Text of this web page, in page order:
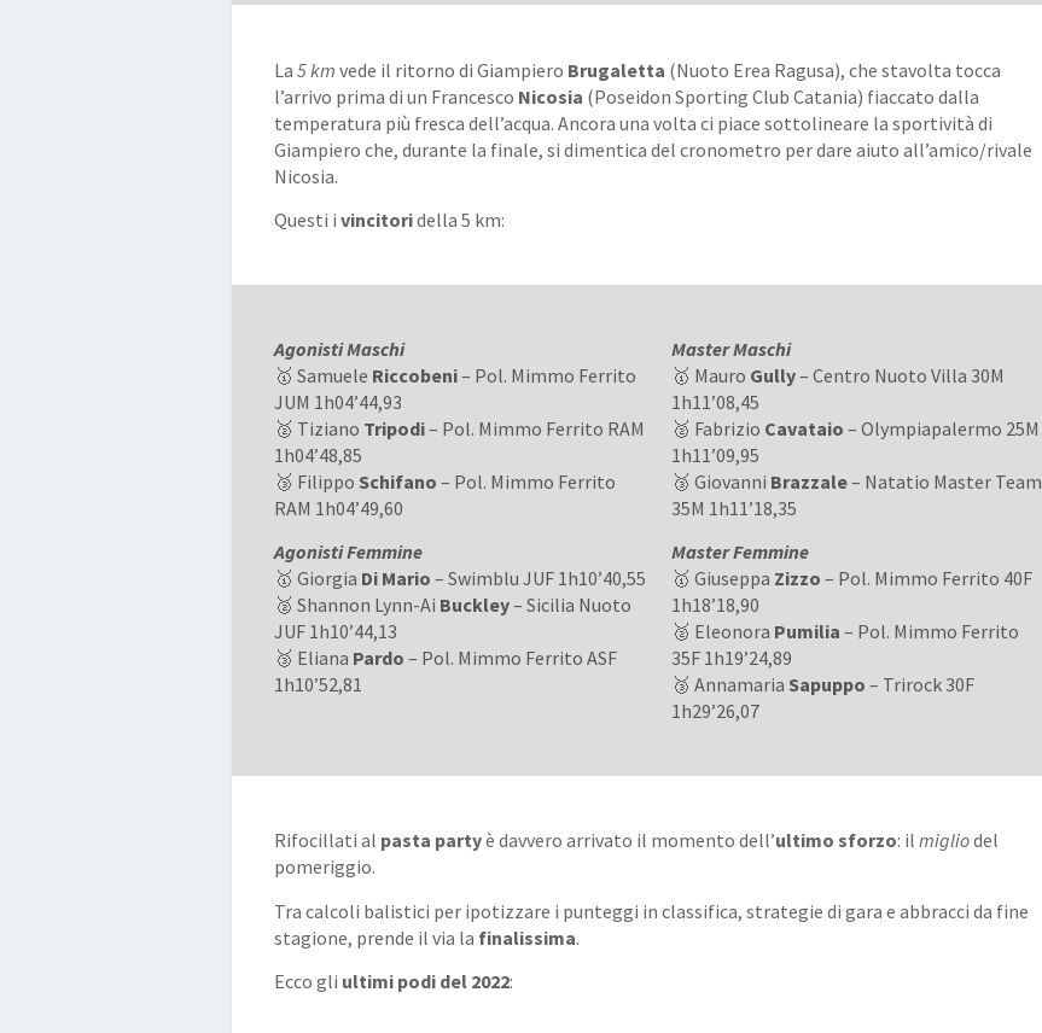
La5 km vede il ritorno di Giampiero Brugaletta (Nuoto Erea Ragusa), che stavolta tocca
l’arrivo prima di un Francesco Nicosia (Poseidon Sporting Club Catania) fiaccato dalla
temperatura più fresca dell’acqua. Ancora una volta ci piace sottolineare la sportività di
Giampiero che, durante la finale, si dimentica del cronometro per dare aiuto all’amico/rivale
Nicosia.
Questi ivincitoridella 5 km:
Agonisti Maschi
🥇 Samuele Riccobeni– Pol. Mimmo Ferrito
JUM 1h04’44,93
🥈 Tiziano Tripodi– Pol. Mimmo Ferrito RAM
1h04’48,85
🥉 Filippo Schifano – Pol. Mimmo Ferrito
RAM 1h04’49,60
Agonisti Femmine
🥇 Giorgia Di Mario – Swimblu JUF 1h10’40,55
🥈 Shannon Lynn-Ai Buckley– Sicilia Nuoto
JUF 1h10’44,13
🥉 Eliana Pardo – Pol. Mimmo Ferrito ASF
1h10’52,81
Master Maschi
🥇 Mauro Gully– Centro Nuoto Villa 30M
1h11’08,45
🥈 Fabrizio Cavataio – Olympiapalermo 25M
1h11’09,95
🥉 Giovanni Brazzale– Natatio Master Team
35M 1h11’18,35
Master Femmine
🥇 Giuseppa Zizzo – Pol. Mimmo Ferrito 40F
1h18’18,90
🥈 Eleonora Pumilia – Pol. Mimmo Ferrito
35F 1h19’24,89
🥉 Annamaria Sapuppo – Trirock 30F
1h29’26,07
Rifocillati al pasta partyè davvero arrivato il momento dell’ultimo sforzo: ilmigliodel
pomeriggio.
Tra calcoli balistici per ipotizzare i punteggi in classifica, strategie di gara e abbracci da fine
stagione, prende il via la finalissima.
Ecco gli ultimi podi del 2022: